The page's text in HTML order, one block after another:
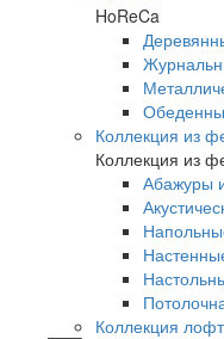
HoReCa
Коллекция из
Коллекция из
Абажуры
Коллекция лофт